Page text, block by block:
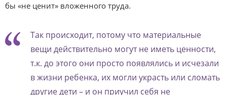
бы «не ценит» вложенного труда.
Так происходит, потому что материальные
вещи действительно могут не иметь ценности,
т.к. до этого они просто появлялись и исчезали
в жизни ребенка, их могли украсть или сломать
другие дети – и он приучил себя не